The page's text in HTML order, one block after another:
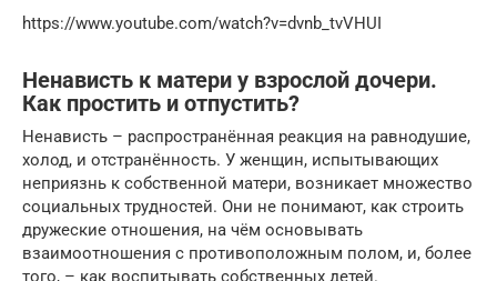
https://www.youtube.com/watch?v=dvnb_tvVHUI
Ненависть к матери у взрослой дочери.
Как простить и отпустить?
Ненависть – распространённая реакция на равнодушие,
холод, и отстранённость. У женщин, испытывающих
неприязнь к собственной матери, возникает множество
социальных трудностей. Они не понимают, как строить
дружеские отношения, на чём основывать
взаимоотношения с противоположным полом, и, более